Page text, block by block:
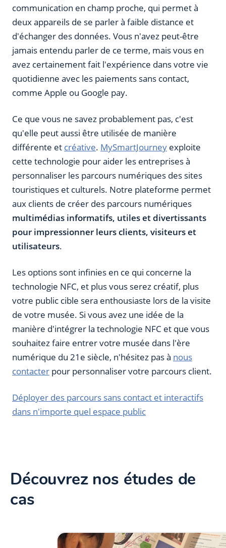
communication en champ proche, qui permet à
deux appareils de se parler à faible distance et
d'échanger des données. Vous n'avez peut-être
jamais entendu parler de ce terme, mais vous en
avez certainement fait l'expérience dans votre vie
quotidienne avec les paiements sans contact,
comme Apple ou Google pay.
Ce que vous ne savez probablement pas, c'est
qu'elle peut aussi être utilisée de manière
différente et créative. MySmartJourney exploite
cette technologie pour aider les entreprises à
personnaliser les parcours numériques des sites
touristiques et culturels. Notre plateforme permet
aux clients de créer des parcours numériques
multimédias informatifs, utiles et divertissants
pour impressionner leurs clients, visiteurs et
utilisateurs.
Les options sont infinies en ce qui concerne la
technologie NFC, et plus vous serez créatif, plus
votre public cible sera enthousiaste lors de la visite
de votre musée. Si vous avez une idée de la
manière d'intégrer la technologie NFC et que vous
souhaitez faire entrer votre musée dans l'ère
numérique du 21e siècle, n'hésitez pas à nous
contacter pour personnaliser votre parcours client.
Déployer des parcours sans contact et interactifs
dans n'importe quel espace public
Découvrez nos études de
cas